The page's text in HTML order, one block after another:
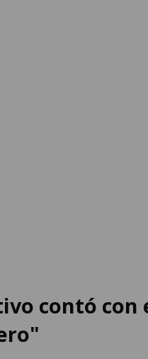
contó con